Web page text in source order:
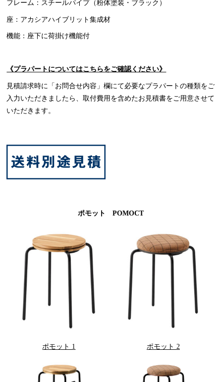
フレーム：スチールパイプ（粉体塗装・ブラック）
座：アカシアハイブリット集成材
機能：座下に荷掛け機能付
《プラパートについてはこちらをご確認ください》
見積請求時に「お問合せ内容」欄にて必要なプラパートの種類をご
入力いただきましたら、取付費用を含めたお見積書をご用意させて
いただきます。
ポモット POMOCT
ポモット 1 ポモット 2